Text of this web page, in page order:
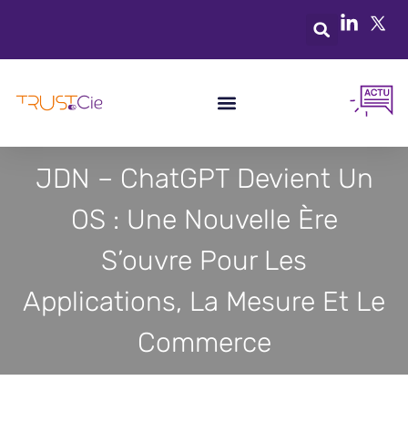
JDN – ChatGPT Devient Un
OS : Une Nouvelle Ère
S’ouvre Pour Les
Applications, La Mesure Et Le
Commerce